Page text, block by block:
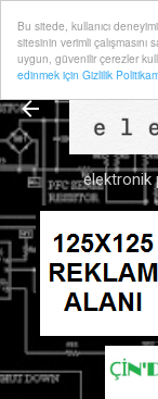
Bu sitede, kullanıcı
sitesinin verimli
uygun, güvenilir çerezler
edinmek için Gizlilik
elektronik